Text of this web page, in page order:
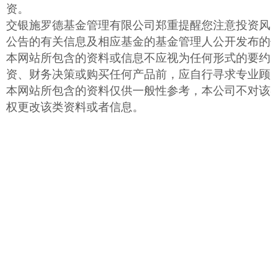
资。
交银施罗德基金管理有限公司郑重提醒您注意投资
公告的有关信息及相应基金的基金管理人公开发布
本网站所包含的资料或信息不应视为任何形式的要
资、财务决策或购买任何产品前，应自行寻求专业
本网站所包含的资料仅供一般性参考，本公司不对
权更改该类资料或者信息。